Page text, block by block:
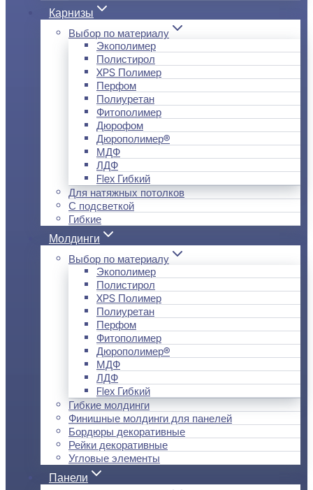
Карнизы
Выбор по материалу
Экополимер
Полистирол
XPS Полимер
Перфом
Полиуретан
Фитополимер
Дюрофом
Дюрополимер®
МДФ
ЛДФ
Flex Гибкий
Для натяжных потолков
С подсветкой
Гибкие
Молдинги
Выбор по материалу
Экополимер
Полистирол
XPS Полимер
Полиуретан
Перфом
Фитополимер
Дюрополимер®
МДФ
ЛДФ
Flex Гибкий
Гибкие молдинги
Финишные молдинги для панелей
Бордюры декоративные
Рейки декоративные
Угловые элементы
Панели